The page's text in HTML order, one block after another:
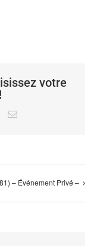
votre
PinterestEmail
– Événement Privé –